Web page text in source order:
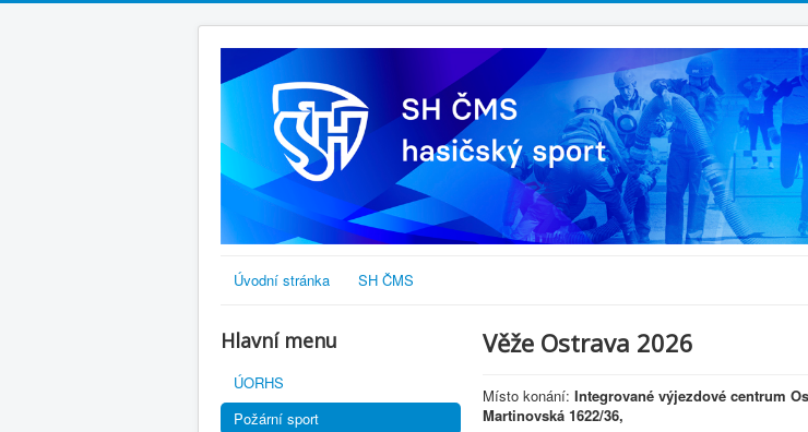
Úvodní stránka SH ČMS
Hlavní menu
ÚORHS
Požární sport
Věže Ostrava 2026
Místo konání: Integrované výjezdové centrum
Martinovská 1622/36,